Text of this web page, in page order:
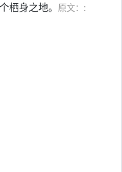
栖身之地。 原文：: